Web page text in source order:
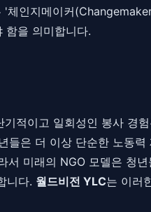
인지메이커
함을 의미합니다.
적이고 일회성인 봉사
은 더 이상 단순한 노동
미래의 NGO 모델은 청
니다. 월드비전 YLC는 이러